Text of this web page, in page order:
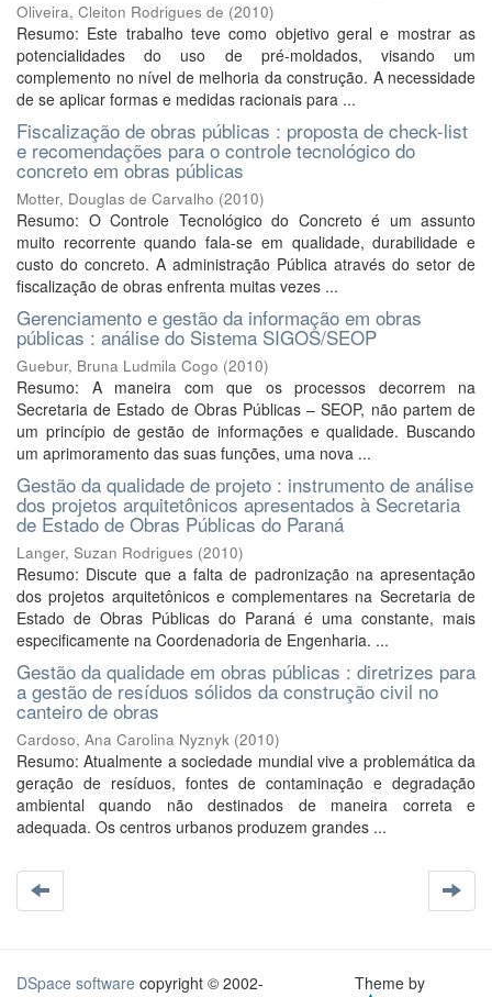
Oliveira, Cleiton Rodrigues de (2010)
Resumo: Este trabalho teve como objetivo geral e mostrar as
potencialidades do uso de pré-moldados, visando um
complemento no nível de melhoria da construção. A necessidade
de se aplicar formas e medidas racionais para ...
Fiscalização de obras públicas : proposta de check-list
e recomendações para o controle tecnológico do
concreto em obras públicas
Motter, Douglas de Carvalho (2010)
Resumo: O Controle Tecnológico do Concreto é um assunto
muito recorrente quando fala-se em qualidade, durabilidade e
custo do concreto. A administração Pública através do setor de
fiscalização de obras enfrenta muitas vezes ...
Gerenciamento e gestão da informação em obras
públicas : análise do Sistema SIGOS/SEOP
Guebur, Bruna Ludmila Cogo (2010)
Resumo: A maneira com que os processos decorrem na
Secretaria de Estado de Obras Públicas – SEOP, não partem de
um princípio de gestão de informações e qualidade. Buscando
um aprimoramento das suas funções, uma nova ...
Gestão da qualidade de projeto : instrumento de análise
dos projetos arquitetônicos apresentados à Secretaria
de Estado de Obras Públicas do Paraná
Langer, Suzan Rodrigues (2010)
Resumo: Discute que a falta de padronização na apresentação
dos projetos arquitetônicos e complementares na Secretaria de
Estado de Obras Públicas do Paraná é uma constante, mais
especificamente na Coordenadoria de Engenharia. ...
Gestão da qualidade em obras públicas : diretrizes para
a gestão de resíduos sólidos da construção civil no
canteiro de obras
Cardoso, Ana Carolina Nyznyk (2010)
Resumo: Atualmente a sociedade mundial vive a problemática da
geração de resíduos, fontes de contaminação e degradação
ambiental quando não destinados de maneira correta e
adequada. Os centros urbanos produzem grandes ...
DSpace software copyright © 2002-
Theme by